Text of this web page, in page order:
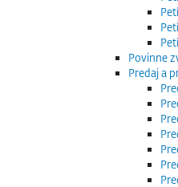
Povinne
Predaj a